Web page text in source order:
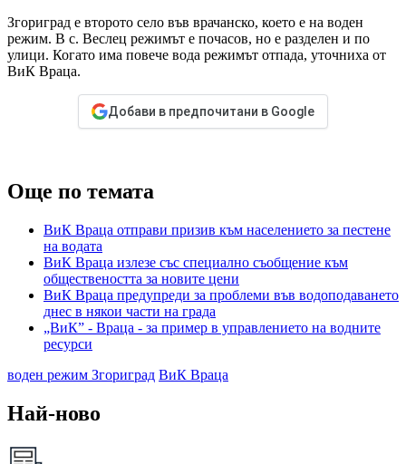
Згориград е второто село във врачанско, което е на воден
режим. В с. Веслец режимът е почасов, но е разделен и по
улици. Когато има повече вода режимът отпада, уточниха от
ВиК Враца.
Добави в предпочитани в Google
Още по темата
ВиК Враца отправи призив към населението за пестене
на водата
ВиК Враца излезе със специално съобщение към
обществеността за новите цени
ВиК Враца предупреди за проблеми във водоподаването
днес в някои части на града
„ВиК” - Враца - за пример в управлението на водните
ресурси
воден режим Згориград ВиК Враца
Най-ново